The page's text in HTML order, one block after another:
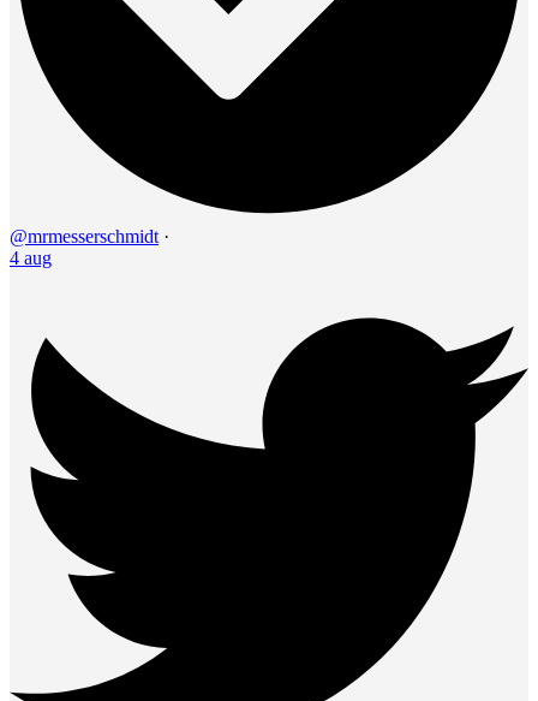
@mrmesserschmidt ·
4 aug